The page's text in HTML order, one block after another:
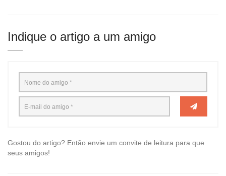
Indique o artigo a um amigo
Gostou do artigo? Então envie um convite de leitura para que
seus amigos!